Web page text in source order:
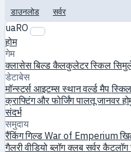
डाउनलोड
सर्वर
uaRO
होम
गेम
क्लासेसबिल्ड कैलकुलेटरस्किल
डेटाबेस
मॉन्स्टर्सआइटम्सस्थानवर्ल्ड मैप
क्राफ्टिंग और फोर्जिंगपालतू जानवर
संदर्भ
समुदाय
रैंकिंगगिल्ड War of Emperium
गैलरीवीडियोब्लॉगक्लबसर्वर कैटलॉग